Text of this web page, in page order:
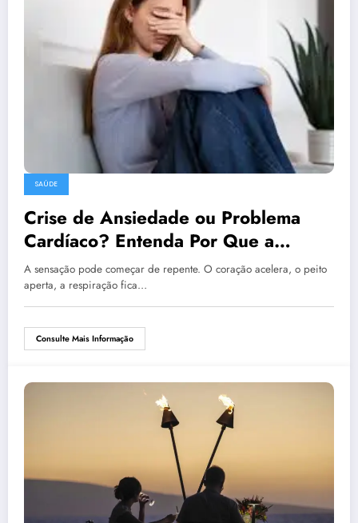
SAÚDE
Crise de Ansiedade ou Problema
Cardíaco? Entenda Por Que a
Avaliação Médica é Importante
A sensação pode começar de repente. O coração acelera, o peito
aperta, a respiração fica…
Consulte Mais Informação